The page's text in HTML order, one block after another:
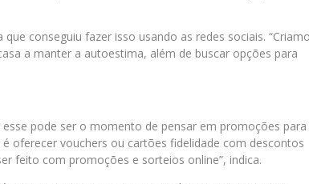
conseguiu fazer isso usando as redes sociais.
a manter a autoestima, além de buscar opções para
pode ser o momento de pensar em promoções para
oferecer vouchers ou cartões fidelidade com descontos
feito com promoções e sorteios online”, indica.